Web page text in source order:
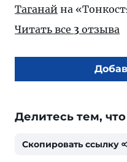
Таганай на
Читать все 3 отзыва
Делитесь тем,
Скопировать ссылку